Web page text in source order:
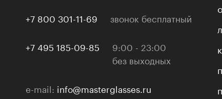
+7 800 301-11-69 звонок бесплатный
+7 495 185-09-85
9:00 - 23:00
без выходных
e-mail: info@masterglasses.ru